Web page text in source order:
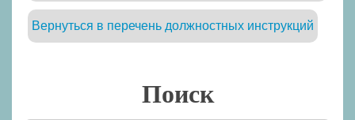
Вернуться в перечень должностных инструкций
Поиск